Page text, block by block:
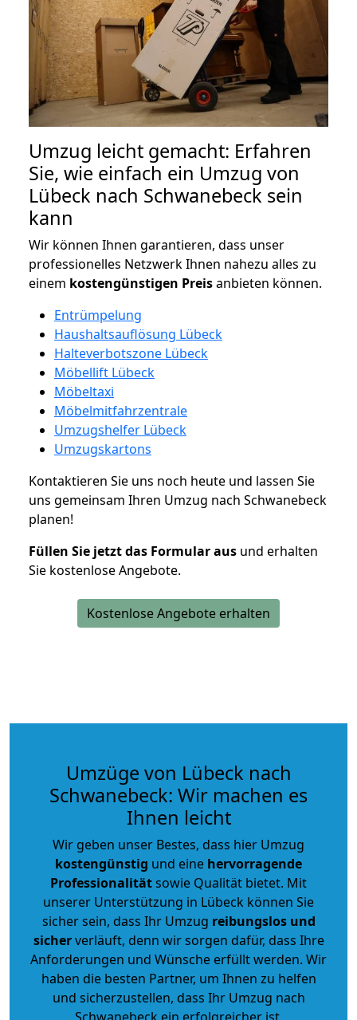
Umzug leicht gemacht: Erfahren
Sie, wie einfach ein Umzug von
Lübeck nach Schwanebeck sein
kann
Wir können Ihnen garantieren, dass unser
professionelles Netzwerk Ihnen nahezu alles zu
einem kostengünstigen Preisanbieten können.
Entrümpelung
Haushaltsauflösung Lübeck
Halteverbotszone Lübeck
Möbellift Lübeck
Möbeltaxi
Möbelmitfahrzentrale
Umzugshelfer Lübeck
Umzugskartons
Kontaktieren Sie uns noch heute und lassen Sie
uns gemeinsam Ihren Umzug nach Schwanebeck
planen!
Füllen Sie jetzt das Formular aus und erhalten
Sie kostenlose Angebote.
Kostenlose Angebote erhalten
Umzüge von Lübeck nach
Schwanebeck: Wir machen es
Ihnen leicht
Wir geben unser Bestes, dass hier Umzug
kostengünstig und eine hervorragende
Professionalitätsowie Qualität bietet. Mit
unserer Unterstützung in Lübeck können Sie
sicher sein, dass Ihr Umzug reibungslos und
sicherverläuft, denn wir sorgen dafür, dass Ihre
Anforderungen und Wünsche erfüllt werden. Wir
haben die besten Partner, um Ihnen zu helfen
und sicherzustellen, dass Ihr Umzug nach
Schwanebeck ein erfolgreicher ist.